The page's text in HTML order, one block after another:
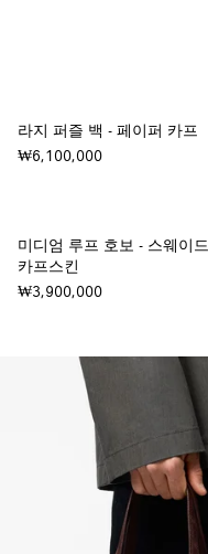
라지 퍼즐 백 - 페이퍼 카프
₩6,100,000
미디엄 루프 호보 - 스웨이드
카프스킨
₩3,900,000